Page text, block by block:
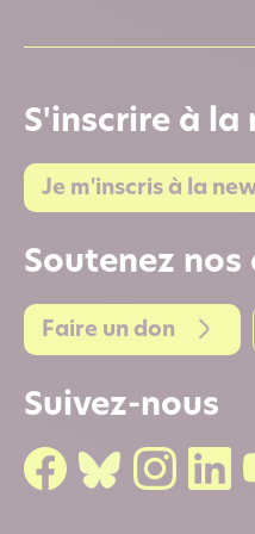
S'inscrire à la
Je m'inscris à la
Soutenez nos
Faire un don
Suivez-nous